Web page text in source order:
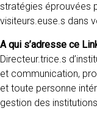
stratégies éprouvées
visiteurs.euse.s dans
A qui s’adresse ce
Directeur.trice.s
et communication,
et toute personne
gestion des